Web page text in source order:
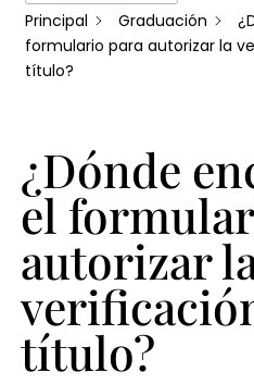
verificación
de
título?
Principal Graduación
formulario para autorizar la
título?
¿Dónde
el
autorizar
título?